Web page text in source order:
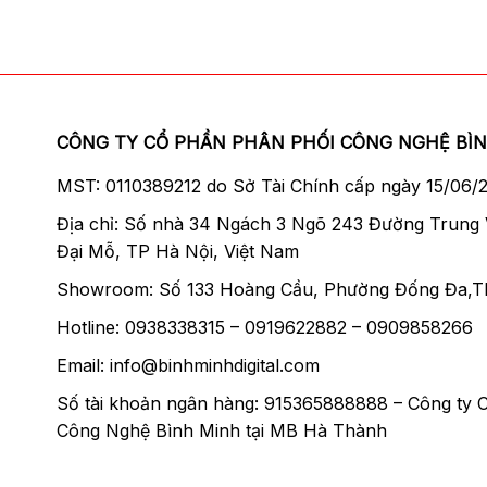
CÔNG TY CỔ PHẦN PHÂN PHỐI CÔNG NGHỆ
MST: 0110389212 do Sở Tài Chính cấp ngày 15/06/
Địa chỉ: Số nhà 34 Ngách 3 Ngõ 243 Đường Trung
Đại Mỗ, TP Hà Nội, Việt Nam
Showroom: Số 133 Hoàng Cầu, Phường Đống
Hotline: 0938338315 – 0919622882 – 0909858266
Email: info@binhminhdigital.com
Số tài khoản ngân hàng: 915365888888 – Công ty
Công Nghệ Bình Minh tại MB Hà Thành